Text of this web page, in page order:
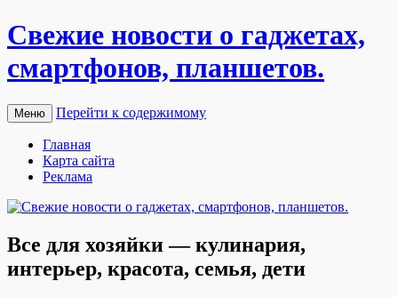
Свежие новости о гаджетах,
смартфонов, планшетов.
Меню Перейти к содержимому
Главная
Карта сайта
Реклама
Все для хозяйки — кулинария,
интерьер, красота, семья, дети